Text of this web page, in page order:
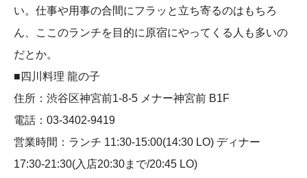
い。仕事や用事の合間にフラッと立ち寄るのはもちろ
ん、ここのランチを目的に原宿にやってくる人も多いの
だとか。
■四川料理 龍の子
住所：渋谷区神宮前1-8-5 メナー神宮前 B1F
電話：03-3402-9419
営業時間：ランチ 11:30-15:00(14:30 LO) ディナー
17:30-21:30(入店20:30まで/20:45 LO)